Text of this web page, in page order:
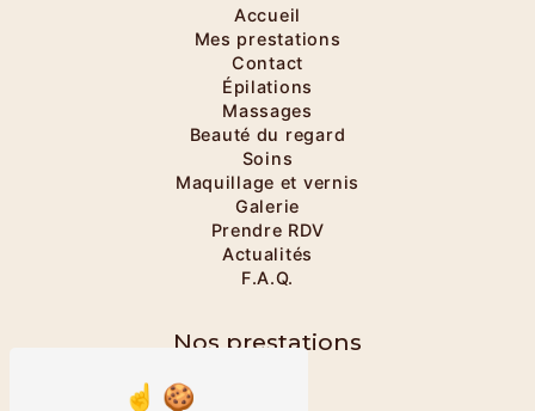
Accueil
Mes prestations
Contact
Épilations
Massages
Beauté du regard
Soins
Maquillage et vernis
Galerie
Prendre RDV
Actualités
F.A.Q.
Nos prestations